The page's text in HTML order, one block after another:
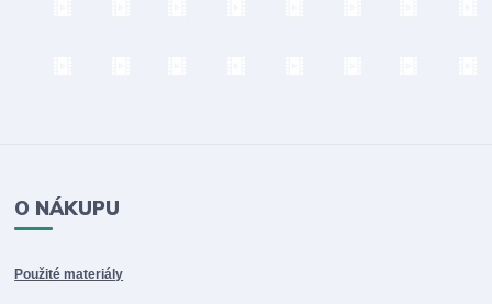
O NÁKUPU
Použité materiály